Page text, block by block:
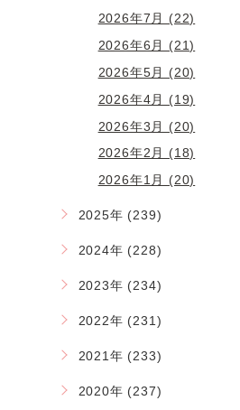
2026年7月 (22)
2026年6月 (21)
2026年5月 (20)
2026年4月 (19)
2026年3月 (20)
2026年2月 (18)
2026年1月 (20)
2025年 (239)
2024年 (228)
2023年 (234)
2022年 (231)
2021年 (233)
2020年 (237)